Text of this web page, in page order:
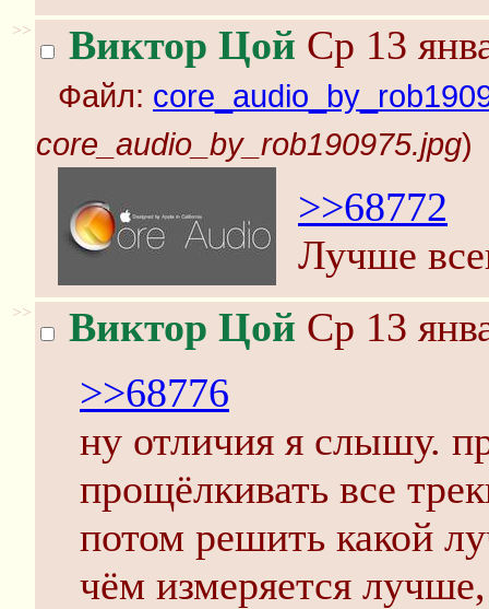
>> Виктор Цой Ср 13
Файл:
core_audio_by_rob190975.jpg)
>>68772
Лучше
>> Виктор Цой Ср 13
>>68776
ну отличия я слышу.
прощёлкивать все
потом решить какой
чём измеряется